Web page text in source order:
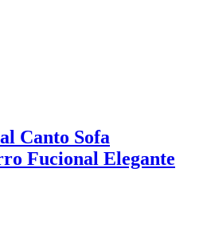
Canto Sofa
Fucional Elegante